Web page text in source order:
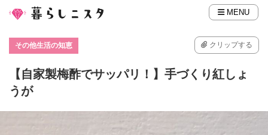
MENU
その他生活の知恵 クリップする
【自家製梅酢でサッパリ！】手づくり紅しょ
うが